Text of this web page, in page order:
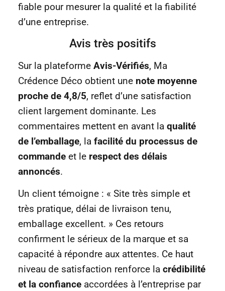
fiable pour mesurer la qualité et la fiabilité
d’une entreprise.
Avis très positifs
Sur la plateforme Avis-Vérifiés, Ma
Crédence Déco obtient une note moyenne
proche de 4,8/5, reflet d’une satisfaction
client largement dominante. Les
commentaires mettent en avant la qualité
de l’emballage, la facilité du processus de
commande et le respect des délais
annoncés.
Un client témoigne : « Site très simple et
très pratique, délai de livraison tenu,
emballage excellent. » Ces retours
confirment le sérieux de la marque et sa
capacité à répondre aux attentes. Ce haut
niveau de satisfaction renforce la crédibilité
et la confiance accordées à l’entreprise par